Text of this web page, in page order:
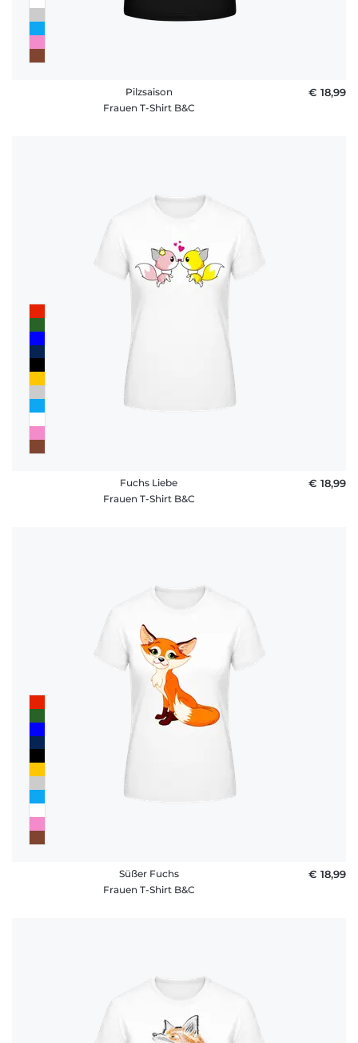
Pilzsaison
Frauen T-Shirt B&C
€ 18,99
Fuchs Liebe
Frauen T-Shirt B&C
€ 18,99
Süßer Fuchs
Frauen T-Shirt B&C
€ 18,99